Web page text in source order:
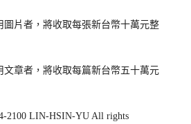
圖片者，將收取每張新台幣十萬元整
文章者，將收取每篇新台幣五十萬元
2100 LIN-HSIN-YU All rights